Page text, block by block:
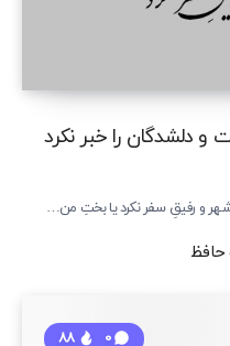
شهر و رفیقِ سفر نکرد یا بختِ من…
حافظ
0
88